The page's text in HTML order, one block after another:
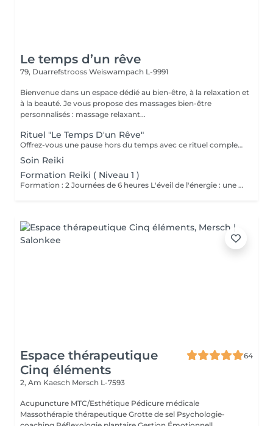
Le temps d’un rêve
79, Duarrefstrooss Weiswampach L-9991
Bienvenue dans un espace dédié au bien-être, à la relaxation et
à la beauté. Je vous propose des massages bien-être
personnalisés : massage relaxant...
Rituel "Le Temps D'un Rêve"
Offrez-vous une pause hors du temps avec ce rituel complet alliant détente et harmonisation. Ce soin débute par une purification des mains et des pieds : gommage et masque pour les mains, bain, gommage et masque pour les pieds, pour une sensation de légèreté et de douceur. Il se poursuit avec un soin visage fondamental, suivi d'un énergétique Reiki. Le rituel se termine par un massage relaxant, pour un lâcher-prise profond et durable. Un moment de bien-être absolu le temps d'un rêve.
Soin Reiki
Formation Reiki ( Niveau 1 )
Formation : 2 Journées de 6 heures L'éveil de l'énergie : une initiation à l'énergie universelle du Reiki Usui. Ce 1er niveau permet d'apprendre à canaliser et transmettre l'énergie par imposition des mains, sur soi et sur autrui. La formation aborde les bases de la méthode traditionnelle de Mikao Usui, la purification énergétique, les auto-traitements et la découverte du centre intérieur. Cours en présentiel, théorique , pratique et initiation. Accessible a tous. Prévoir son pique nique.
Espace thérapeutique
Cinq éléments
64
2, Am Kaesch Mersch L-7593
Acupuncture MTC/Esthétique Pédicure médicale
Massothérapie thérapeutique Grotte de sel Psychologie-